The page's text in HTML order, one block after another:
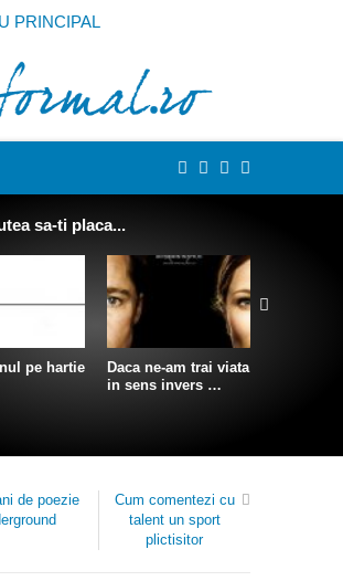
PRINCIPAL
sa-ti placa...
pe hartie
Daca ne-am trai viata
in sens invers …
de poezie
Cum comentezi cu
talent un sport
plictisitor